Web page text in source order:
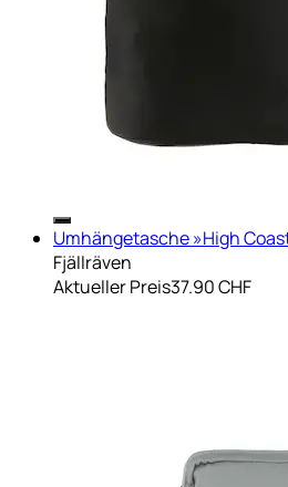
Umhängetasche »High
Fjällräven
Aktueller Preis37.90 CHF